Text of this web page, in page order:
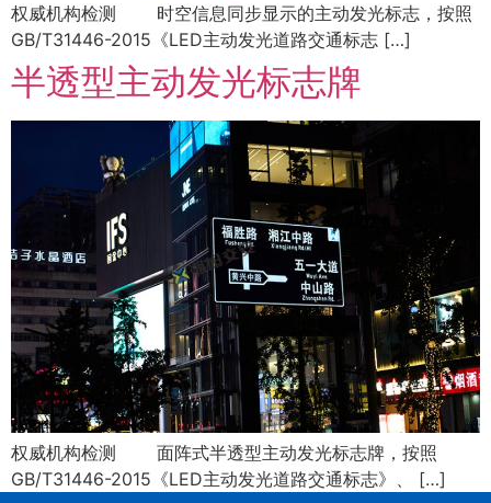
权威机构检测 时空信息同步显示的主动发光标志，按照
GB/T31446-2015《LED主动发光道路交通标志 […]
半透型主动发光标志牌
权威机构检测 面阵式半透型主动发光标志牌，按照
GB/T31446-2015《LED主动发光道路交通标志》、 […]